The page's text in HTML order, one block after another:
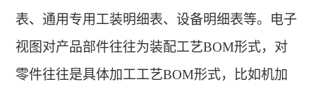
表、通用专用工装明细表、设备明细表等。电子
视图对产品部件往往为装配工艺BOM形式，对
零件往往是具体加工工艺BOM形式，比如机加